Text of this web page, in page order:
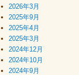
2026年3月
2025年9月
2025年4月
2025年3月
2024年12月
2024年10月
2024年9月